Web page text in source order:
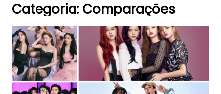
Categoria: Comparações